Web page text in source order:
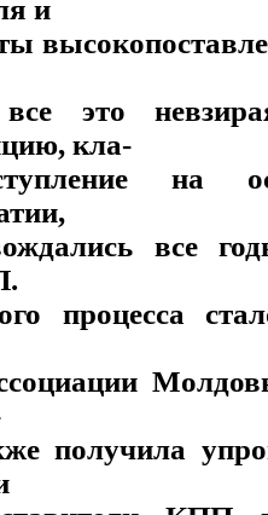
и
это
кла-
на
все
процесса
получила